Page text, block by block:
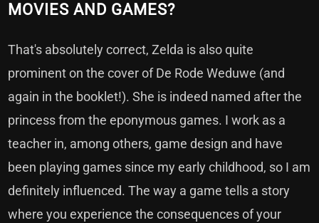
MOVIES AND GAMES?
That's absolutely correct, Zelda is also quite
prominent on the cover of De Rode Weduwe (and
again in the booklet!). She is indeed named after the
princess from the eponymous games. I work as a
teacher in, among others, game design and have
been playing games since my early childhood, so I am
definitely influenced. The way a game tells a story
where you experience the consequences of your